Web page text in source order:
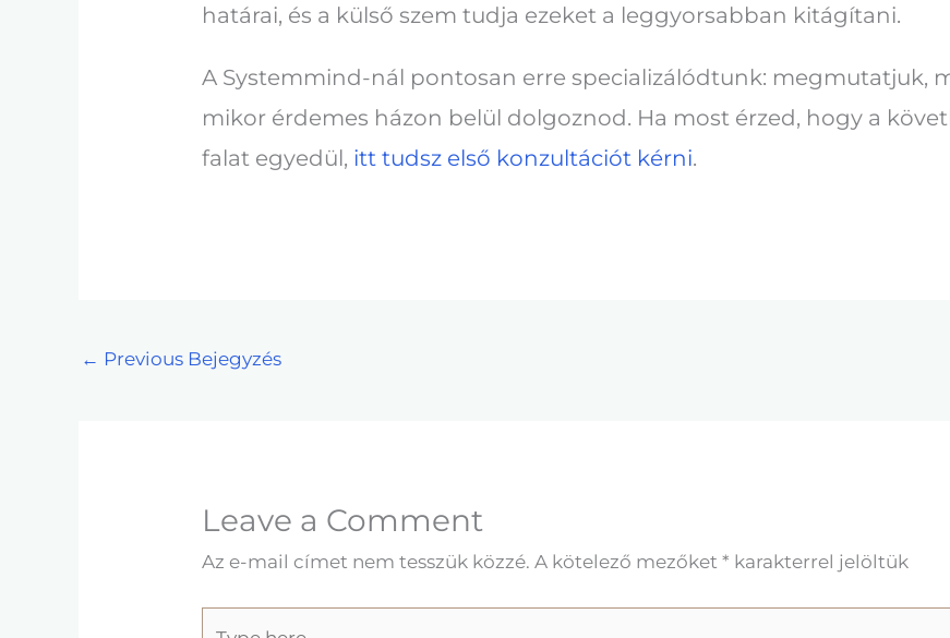
határai, és a külső szem tudja ezeket a leggyorsabban kitágítani.
A Systemmind-nál pontosan erre specializálódtunk: megmutatjuk,
mikor érdemes házon belül dolgoznod. Ha most érzed, hogy a
falat egyedül, itt tudsz első konzultációt kérni.
← Previous Bejegyzés
Leave a Comment
Az e-mail címet nem tesszük közzé. A kötelező mezőket* karakterrel jelöltük